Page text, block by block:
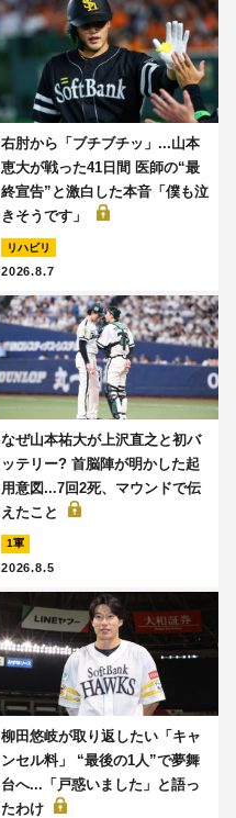
右肘から「ブチブチッ」...山本
恵大が戦った41日間 医師の“最
終宣告”と激白した本音「僕も泣
きそうです」
リハビリ
2026.8.7
なぜ山本祐大が上沢直之と初バ
ッテリー? 首脳陣が明かした起
用意図...7回2死、マウンドで伝
えたこと
1軍
2026.8.5
柳田悠岐が取り返したい「キャ
ンセル料」 “最後の1人”で夢舞
台へ...「戸惑いました」と語っ
たわけ